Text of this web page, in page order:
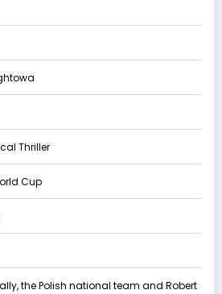
Thriller
Cup
the Polish national team and Robert